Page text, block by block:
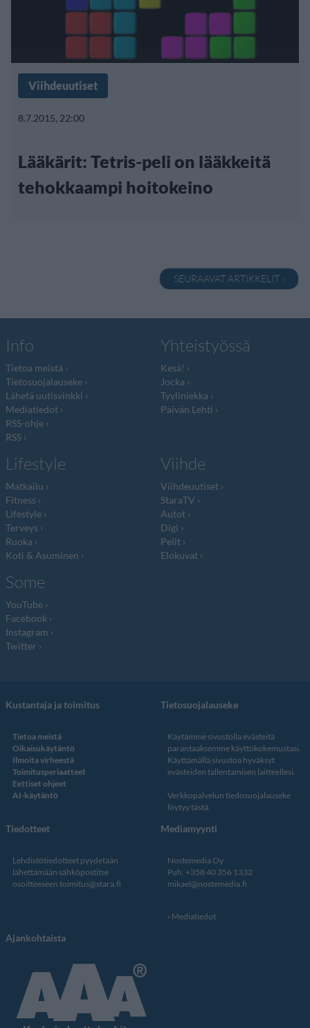
Viihdeuutiset
8.7.2015, 22:00
Lääkärit: Tetris-peli on lääkkeitä
tehokkaampi hoitokeino
SEURAAVAT ARTIKKELIT ›
Info
Tietoa meistä
Tietosuojalauseke
Lähetä uutisvinkki
Mediatiedot
RSS-ohje
RSS
Yhteistyössä
Kesä!
Jocka
Tyyliniekka
Päivän Lehti
Lifestyle
Matkailu
Fitness
Lifestyle
Terveys
Ruoka
Koti & Asuminen
Viihde
Viihdeuutiset
StaraTV
Autot
Digi
Pelit
Elokuvat
Some
YouTube
Facebook
Instagram
Twitter
Kustantaja ja toimitus
Tietoa meistä
Oikaisukäytäntö
Ilmoita virheestä
Toimitusperiaatteet
Eettiset ohjeet
AI-käytäntö
Tietosuojalauseke
Käytämme sivustolla evästeitä
parantaaksemme käyttökokemustasi.
Käyttämällä sivustoa hyväksyt
evästeiden tallentamisen laitteellesi.
Verkkopalvelun tiedosuojalauseke
löytyy tästä
Tiedotteet
Lehdistötiedotteet pyydetään
lähettämään sähköpostitse
osoitteeseen toimitus@stara.fi
Mediamyynti
Nostemedia Oy
Puh. +358 40 356 1332
mikael@nostemedia.fi
Mediatiedot
Ajankohtaista